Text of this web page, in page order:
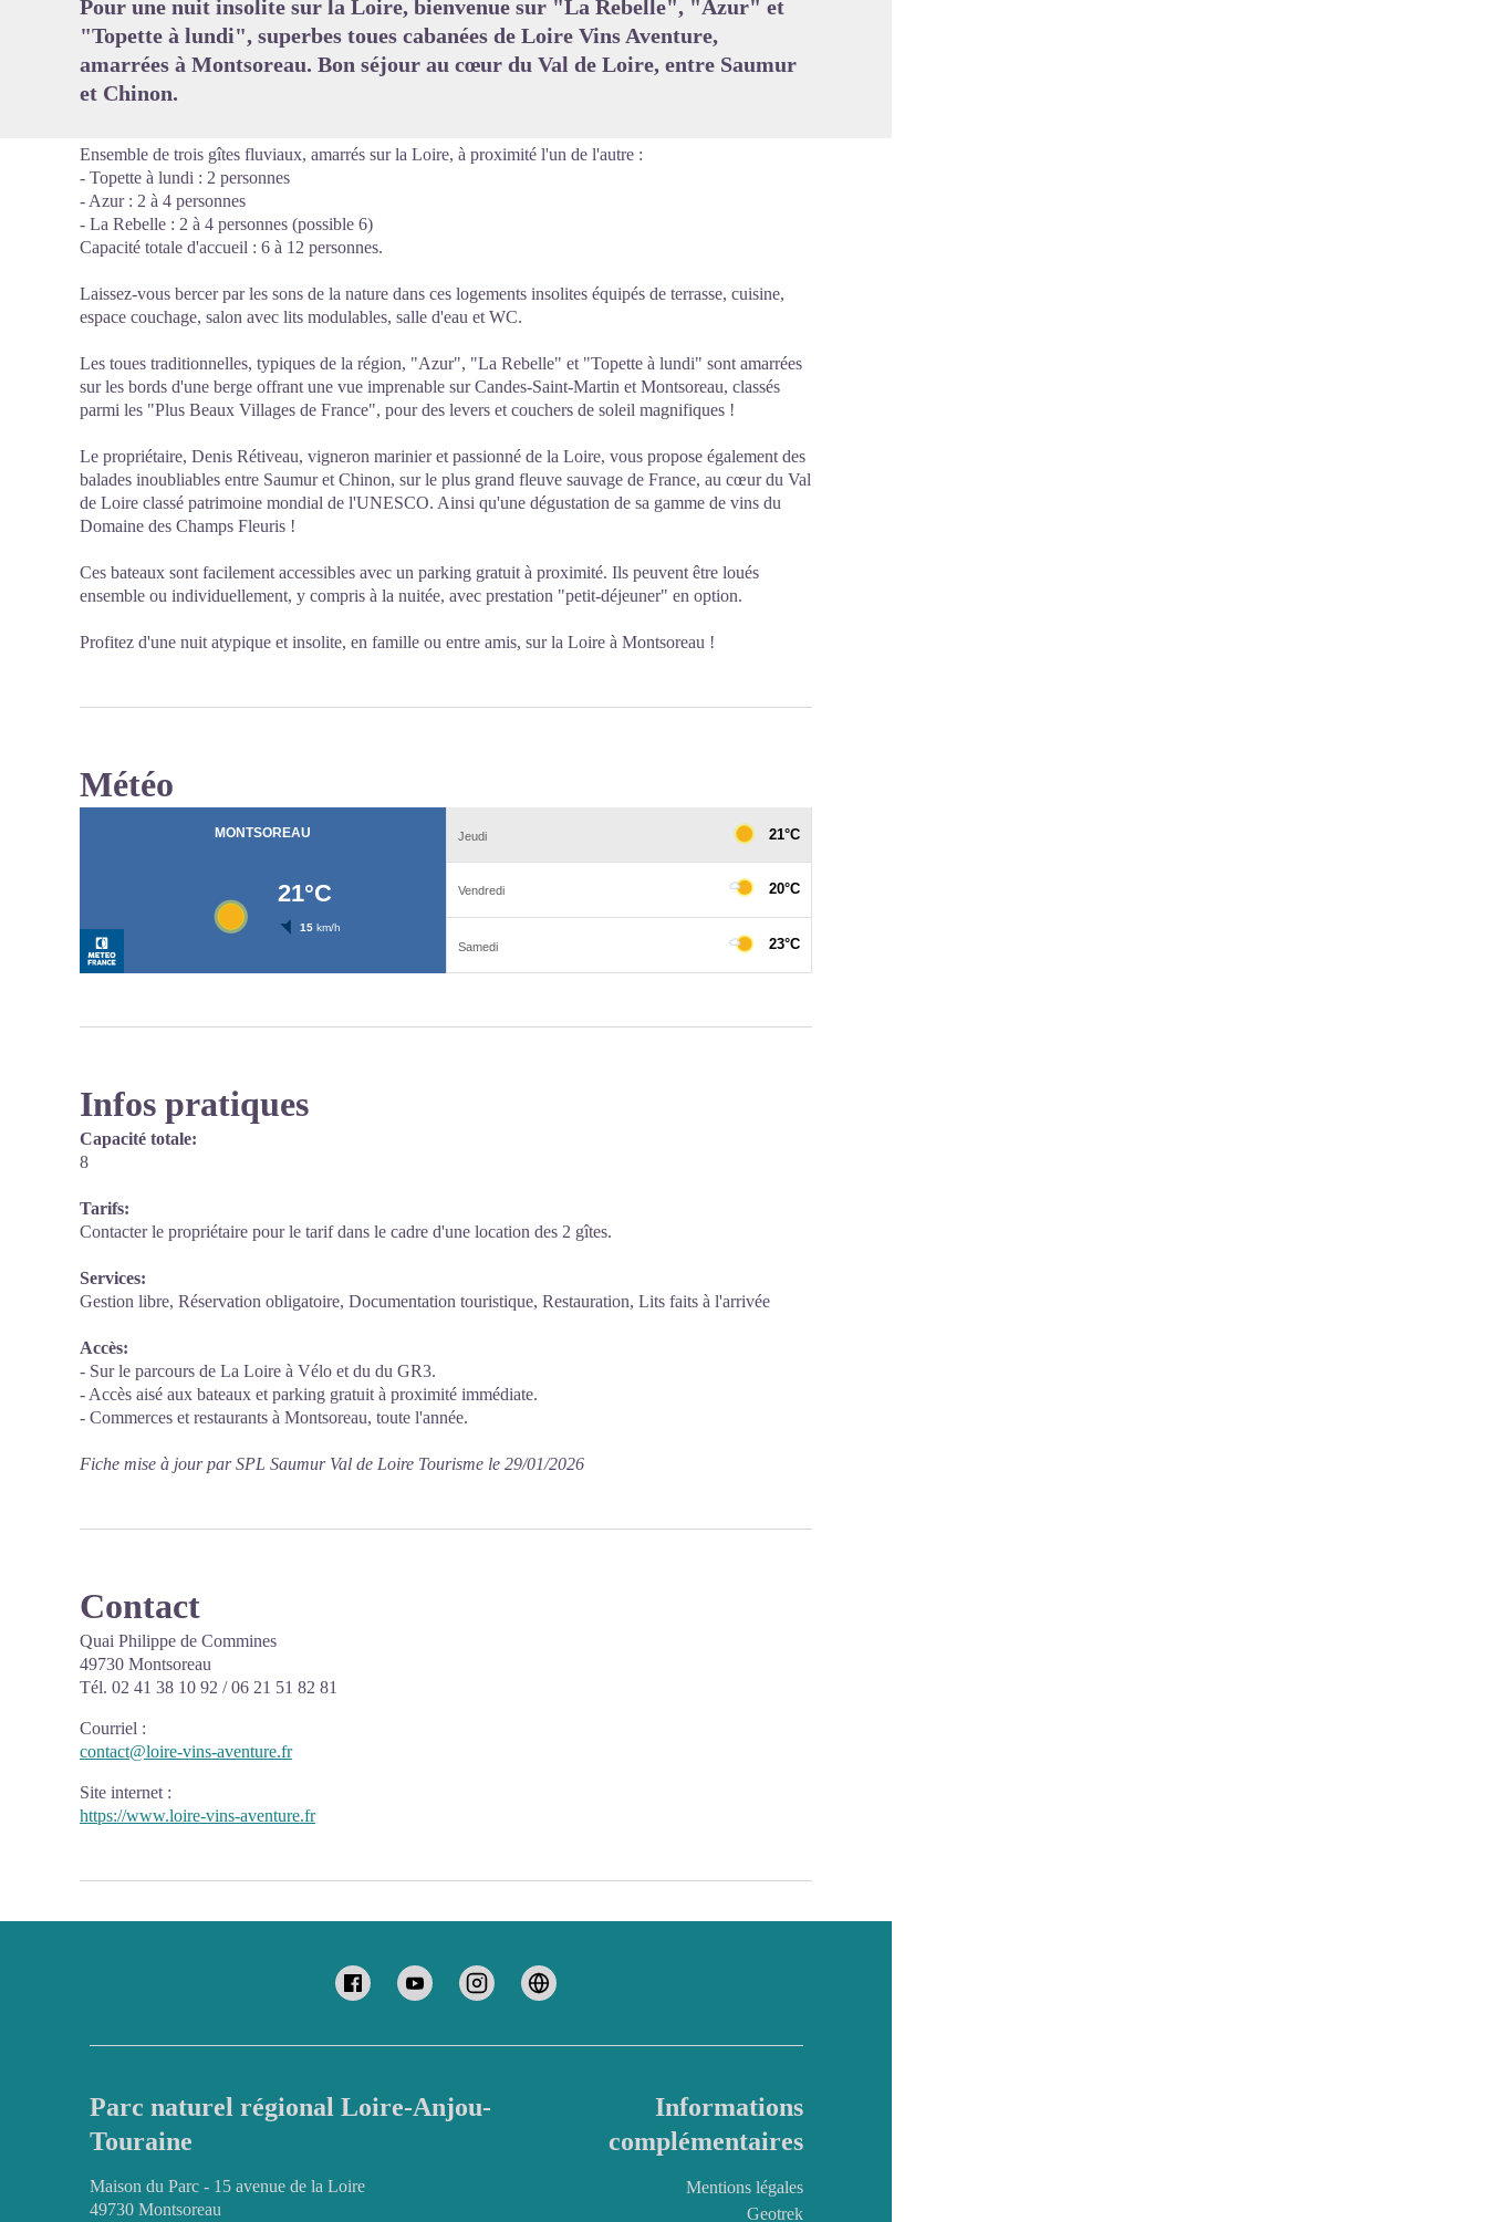
Pour une nuit insolite sur la Loire, bienvenue sur "La Rebelle", "Azur" et
"Topette à lundi", superbes toues cabanées de Loire Vins Aventure,
amarrées à Montsoreau. Bon séjour au cœur du Val de Loire, entre Saumur
et Chinon.
Ensemble de trois gîtes fluviaux, amarrés sur la Loire, à proximité l'un de l'autre :
- Topette à lundi : 2 personnes
- Azur : 2 à 4 personnes
- La Rebelle : 2 à 4 personnes (possible 6)
Capacité totale d'accueil : 6 à 12 personnes.
Laissez-vous bercer par les sons de la nature dans ces logements insolites équipés de terrasse, cuisine,
espace couchage, salon avec lits modulables, salle d'eau et WC.
Les toues traditionnelles, typiques de la région, "Azur", "La Rebelle" et "Topette à lundi" sont amarrées
sur les bords d'une berge offrant une vue imprenable sur Candes-Saint-Martin et Montsoreau, classés
parmi les "Plus Beaux Villages de France", pour des levers et couchers de soleil magnifiques !
Le propriétaire, Denis Rétiveau, vigneron marinier et passionné de la Loire, vous propose également des
balades inoubliables entre Saumur et Chinon, sur le plus grand fleuve sauvage de France, au cœur du Val
de Loire classé patrimoine mondial de l'UNESCO. Ainsi qu'une dégustation de sa gamme de vins du
Domaine des Champs Fleuris !
Ces bateaux sont facilement accessibles avec un parking gratuit à proximité. Ils peuvent être loués
ensemble ou individuellement, y compris à la nuitée, avec prestation "petit-déjeuner" en option.
Profitez d'une nuit atypique et insolite, en famille ou entre amis, sur la Loire à Montsoreau !
Météo
Infos pratiques
Capacité totale:
8
Tarifs:
Contacter le propriétaire pour le tarif dans le cadre d'une location des 2 gîtes.
Services:
Gestion libre, Réservation obligatoire, Documentation touristique, Restauration, Lits faits à l'arrivée
Accès:
- Sur le parcours de La Loire à Vélo et du du GR3.
- Accès aisé aux bateaux et parking gratuit à proximité immédiate.
- Commerces et restaurants à Montsoreau, toute l'année.
Fiche mise à jour par SPL Saumur Val de Loire Tourisme le 29/01/2026
Contact
Quai Philippe de Commines
49730 Montsoreau
Tél. 02 41 38 10 92 / 06 21 51 82 81
Courriel :
contact@loire-vins-aventure.fr
Site internet :
https://www.loire-vins-aventure.fr
Parc naturel régional Loire-Anjou-
Touraine
Maison du Parc - 15 avenue de la Loire
49730 Montsoreau
Informations
complémentaires
Mentions légales
Geotrek